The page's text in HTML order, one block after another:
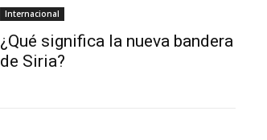
Internacional
¿Qué significa la nueva bandera
de Siria?